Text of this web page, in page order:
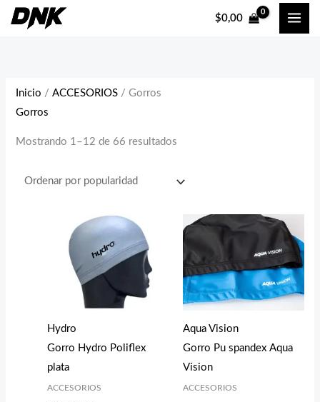
$0,00
i
Inicio /ACCESORIOS / Gorros
Gorros
Mostrando 1–12 de 66 resultados
Hydro
Gorro Hydro Poliflex
plata
ACCESORIOS
Aqua Vision
Gorro Pu spandex Aqua
Vision
ACCESORIOS